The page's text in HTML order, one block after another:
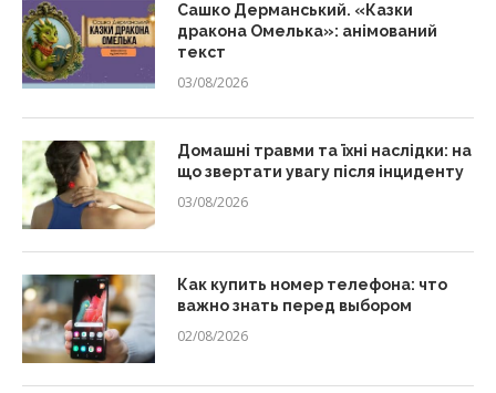
Сашко Дерманський. «Казки
дракона Омелька»: анімований
текст
03/08/2026
Домашні травми та їхні наслідки: на
що звертати увагу після інциденту
03/08/2026
Как купить номер телефона: что
важно знать перед выбором
02/08/2026